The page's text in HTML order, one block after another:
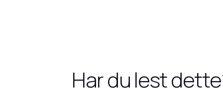
Har du lest